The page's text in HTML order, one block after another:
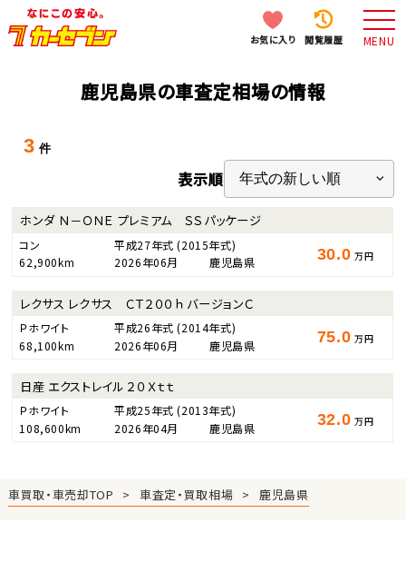
お気に入り 閲覧履歴 MENU
鹿児島県の車査定相場の情報
3 件
表示順
ホンダ Ｎ－ＯＮＥ プレミアム ＳＳパッケージ
コン 平成27年式(2015年式)
62,900km
2026年06月 鹿児島県 30.0 万円
レクサス レクサス ＣＴ２００ｈ バージョンＣ
Ｐホワイト 平成26年式(2014年式)
68,100km
2026年06月 鹿児島県 75.0 万円
日産 エクストレイル ２０Ｘｔｔ
Ｐホワイト 平成25年式(2013年式)
108,600km
2026年04月 鹿児島県 32.0 万円
車買取・車売却TOP 車査定・買取相場 鹿児島県